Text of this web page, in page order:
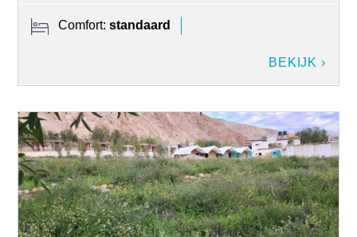
Comfort:standaard
BEKIJK ›